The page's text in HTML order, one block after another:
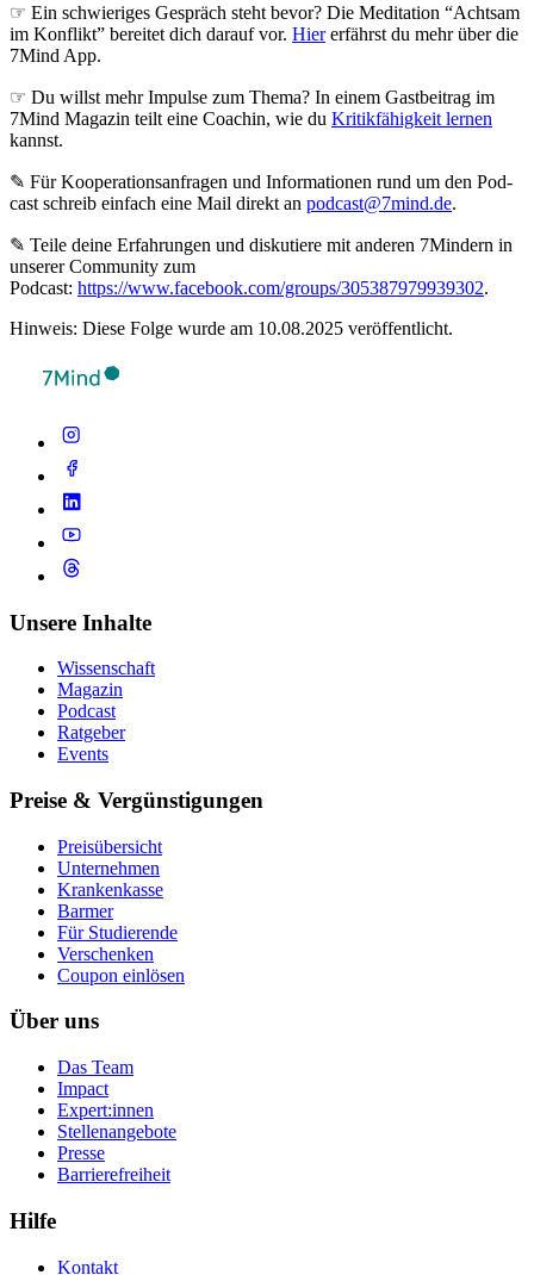
☞ Ein schwieriges Gespräch steht bevor? Die Meditation “Achtsam
im Konflikt” bereitet dich darauf vor. Hiererfährst du mehr über die
7Mind App.
☞ Du willst mehr Impulse zum Thema? In einem Gastbeitrag im
7Mind Magazin teilt eine Coachin, wie du Kritikfähigkeit lernen
kannst.
✎ Für Koope­ra­ti­ons­an­fra­gen und Infor­ma­tio­nen rund um den Pod­
cast schreib ein­fach eine Mail direkt an podcast@7mind.de.
✎ Teile deine Erfahrungen und diskutiere mit anderen 7Mindern in
unserer Community zum
Podcast: https://www.facebook.com/groups/305387979939302.
Hinweis: Diese Folge wurde am 10.08.2025 veröffentlicht.
Unsere Inhalte
Wissenschaft
Magazin
Podcast
Ratgeber
Events
Preise & Vergünstigungen
Preisübersicht
Unternehmen
Krankenkasse
Barmer
Für Studierende
Ver­schen­ken
Coupon einlösen
Über uns
Das Team
Impact
Expert:innen
Stellenangebote
Presse
Barrierefreiheit
Hilfe
Kontakt